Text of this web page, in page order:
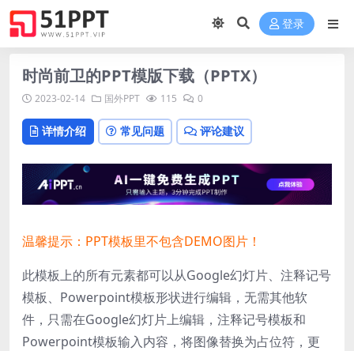
登录
时尚前卫的PPT模版下载（PPTX）
2023-02-14 国外PPT 115 0
详情介绍 常见问题 评论建议
温馨提示：PPT模板里不包含DEMO图片！
此模板上的所有元素都可以从Google幻灯片、注释记号
模板、Powerpoint模板形状进行编辑，无需其他软
件，只需在Google幻灯片上编辑，注释记号模板和
Powerpoint模板输入内容，将图像替换为占位符，更